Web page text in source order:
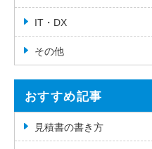
IT・DX
その他
おすすめ記事
見積書の書き方